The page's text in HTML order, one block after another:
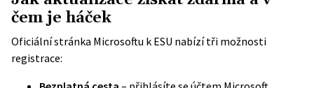
čem je háček
Oficiální stránka Microsoftu k ESU nabízí tři možnosti
registrace: